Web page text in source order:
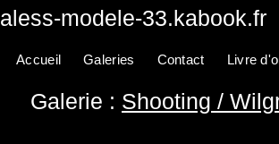
aless-modele-33.kabook.fr
Accueil Galeries Contact Livre
Galerie : Shooting /